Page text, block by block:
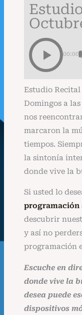
00:00
Estudio
Domingos a las
nos
marcaron la
tiempos.
la sintonía
donde vive la
Si usted lo
programación
descubrir
y así no
programación
Escuche en
donde vive la
desea puede
dispositivos